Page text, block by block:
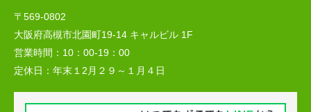
〒569-0802
大阪府高槻市北園町19-14 キャルビル 1F
営業時間： 10：00-19：00
定休日： 年末１2月２９～１月４日